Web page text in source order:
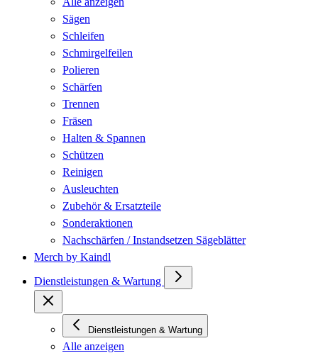
Sägen
Schleifen
Schmirgelfeilen
Polieren
Schärfen
Trennen
Fräsen
Halten & Spannen
Schützen
Reinigen
Ausleuchten
Zubehör & Ersatzteile
Sonderaktionen
Nachschärfen / Instandsetzen Sägeblätter
Merch by Kaindl
Dienstleistungen & Wartung
Dienstleistungen & Wartung
Alle anzeigen